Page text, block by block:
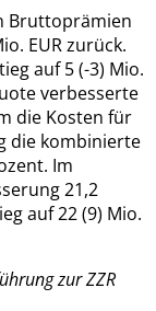
Bruttoprämien
EUR zurück.
auf 5 (-3) Mio.
verbesserte
die Kosten für
die kombinierte
Im
21,2
auf 22 (9) Mio.
zur ZZR